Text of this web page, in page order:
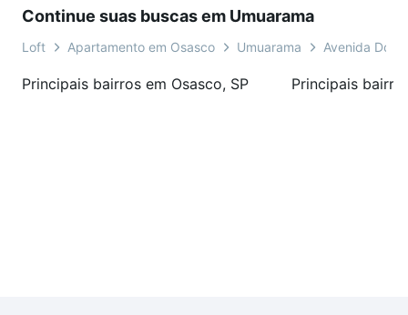
Área de serviço
Despensa
Gás encanado
Continue suas buscas em Umuarama
Loft Apartamento em Osasco Umuarama Avenida
Principais bairros em Osasco, SP Principais